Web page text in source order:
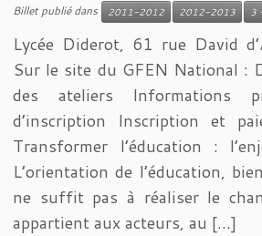
Billet publié dans 2011-2012 2012-2013 3
Lycée Diderot, 61 rue David
Sur le site du GFEN National :
des ateliers Informations
d’inscription Inscription et
Transformer l’éducation :
L’orientation de l’éducation,
ne suffit pas à réaliser le
appartient aux acteurs, au […]